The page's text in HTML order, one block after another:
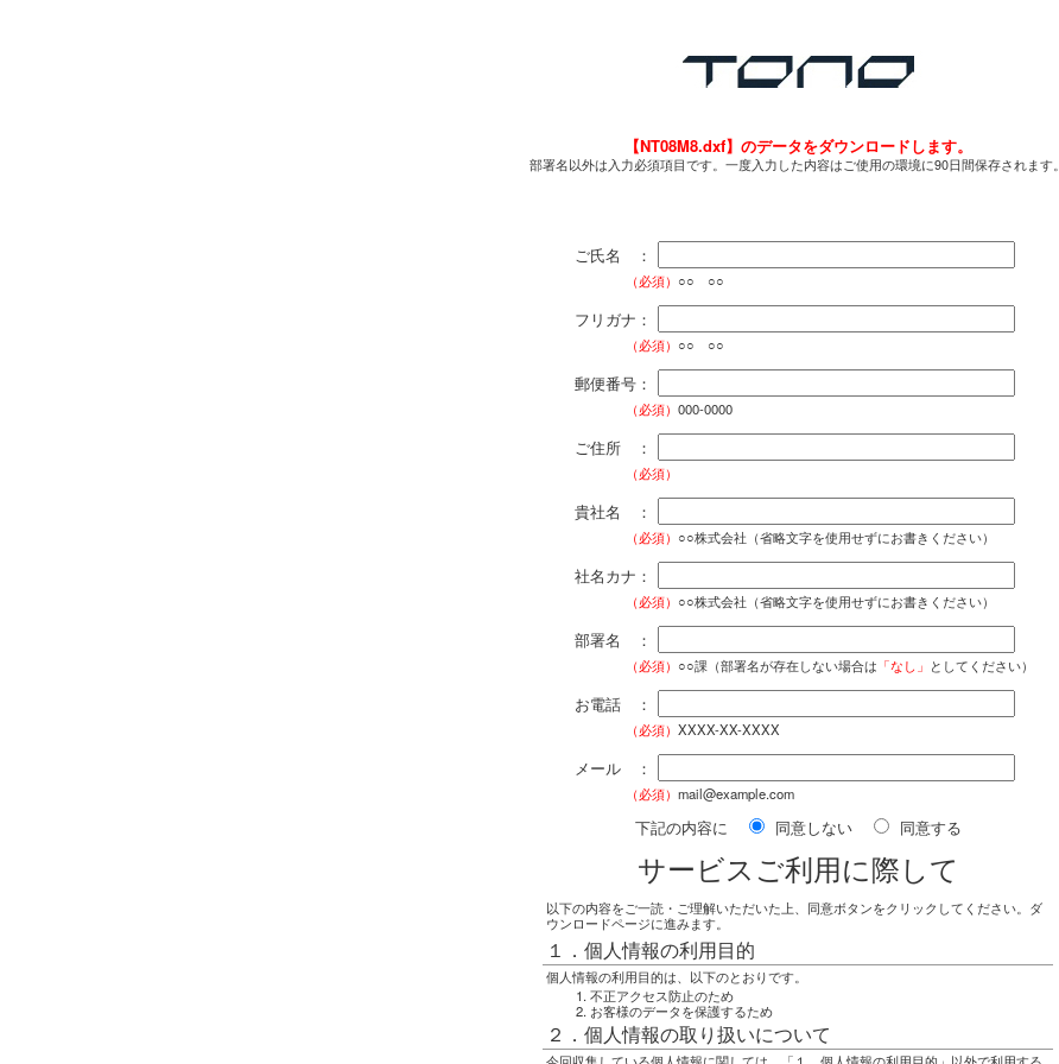
【NT08M8.dxf】のデータをダウンロードします。
部署名以外は入力必須項目です。一度入力した内容はご使用の環境に90日間保存されます。
ご氏名 ：
（必須） ○○ ○○
フリガナ：
（必須） ○○ ○○
郵便番号：
（必須） 000-0000
ご住所 ：
（必須）
貴社名 ：
（必須） ○○株式会社（省略文字を使用せずにお書きください）
社名カナ：
（必須） ○○株式会社（省略文字を使用せずにお書きください）
部署名 ：
（必須） ○○課（部署名が存在しない場合は 「なし」 としてください）
お電話 ：
（必須） XXXX-XX-XXXX
メール ：
（必須） mail@example.com
下記の内容に 同意しない 同意する
サービスご利用に際して
以下の内容をご一読・ご理解いただいた上、同意ボタンをクリックしてください。ダ
ウンロードページに進みます。
１．個人情報の利用目的
個人情報の利用目的は、以下のとおりです。
不正アクセス防止のため
お客様のデータを保護するため
２．個人情報の取り扱いについて